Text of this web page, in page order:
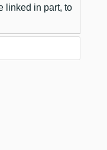
linked in part, to